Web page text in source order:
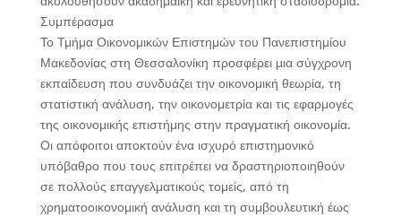
Συμπέρασμα
Το Τμήμα Οικονομικών Επιστημών του Πανεπιστημίου
Μακεδονίας στη Θεσσαλονίκη προσφέρει μια σύγχρονη
εκπαίδευση που συνδυάζει την οικονομική θεωρία, τη
στατιστική ανάλυση, την οικονομετρία και τις εφαρμογές
της οικονομικής επιστήμης στην πραγματική οικονομία.
Οι απόφοιτοι αποκτούν ένα ισχυρό επιστημονικό
υπόβαθρο που τους επιτρέπει να δραστηριοποιηθούν
σε πολλούς επαγγελματικούς τομείς, από τη
χρηματοοικονομική ανάλυση και τη συμβουλευτική έως